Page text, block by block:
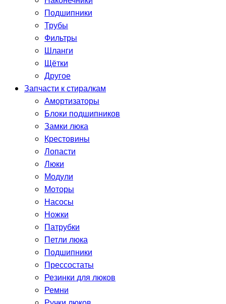
Подшипники
Трубы
Фильтры
Шланги
Щётки
Другое
Запчасти к стиралкам
Амортизаторы
Блоки подшипников
Замки люка
Крестовины
Лопасти
Люки
Модули
Моторы
Насосы
Ножки
Патрубки
Петли люка
Подшипники
Прессостаты
Резинки для люков
Ремни